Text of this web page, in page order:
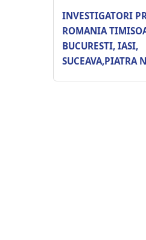
INVESTIGATORI
ROMANIA
BUCURESTI, IASI,
SUCEAVA,PIATRA